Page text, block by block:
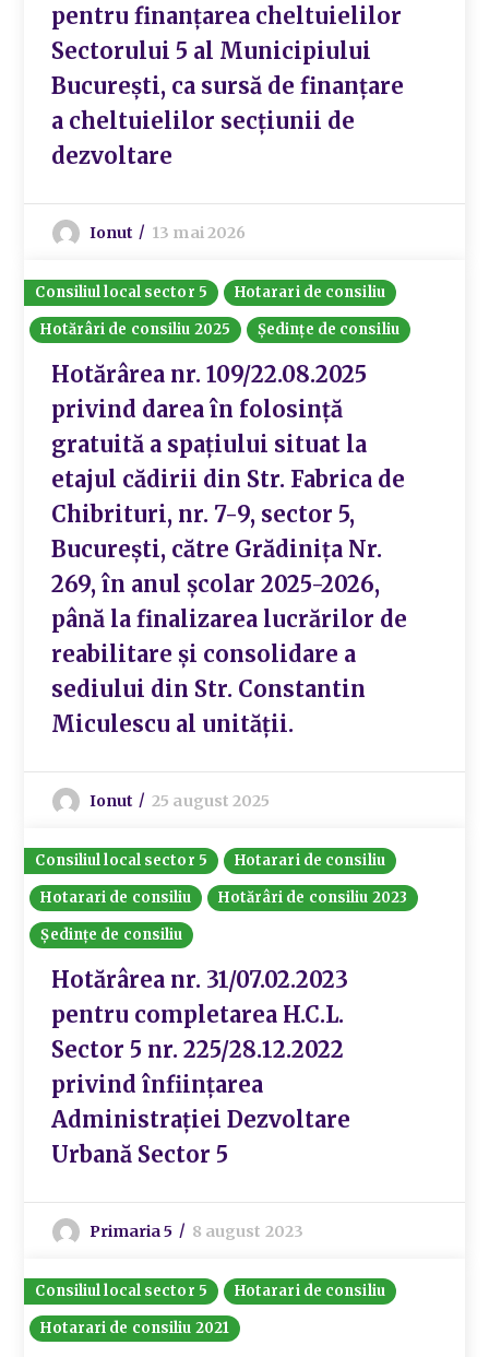
pentru finanțarea cheltuielilor
Sectorului 5 al Municipiului
București, ca sursă de finanțare
a cheltuielilor secțiunii de
dezvoltare
Ionut 13 mai 2026
Consiliul local sector 5
Hotarari de consiliu
Hotărâri de consiliu 2025
Ședințe de consiliu
Hotărârea nr. 109/22.08.2025
privind darea în folosință
gratuită a spațiului situat la
etajul cădirii din Str. Fabrica de
Chibrituri, nr. 7-9, sector 5,
București, către Grădinița Nr.
269, în anul școlar 2025-2026,
până la finalizarea lucrărilor de
reabilitare și consolidare a
sediului din Str. Constantin
Miculescu al unității.
Ionut 25 august 2025
Consiliul local sector 5
Hotarari de consiliu
Hotarari de consiliu
Hotărâri de consiliu 2023
Ședințe de consiliu
Hotărârea nr. 31/07.02.2023
pentru completarea H.C.L.
Sector 5 nr. 225/28.12.2022
privind înființarea
Administrației Dezvoltare
Urbană Sector 5
Primaria 5 8 august 2023
Consiliul local sector 5
Hotarari de consiliu
Hotarari de consiliu 2021